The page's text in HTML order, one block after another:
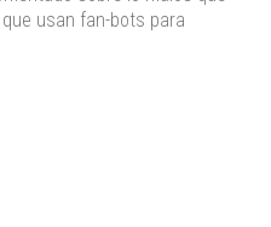
usan fan-bots para